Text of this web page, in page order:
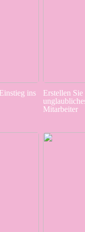
ins
Erstellen Sie
Mitarbeiter